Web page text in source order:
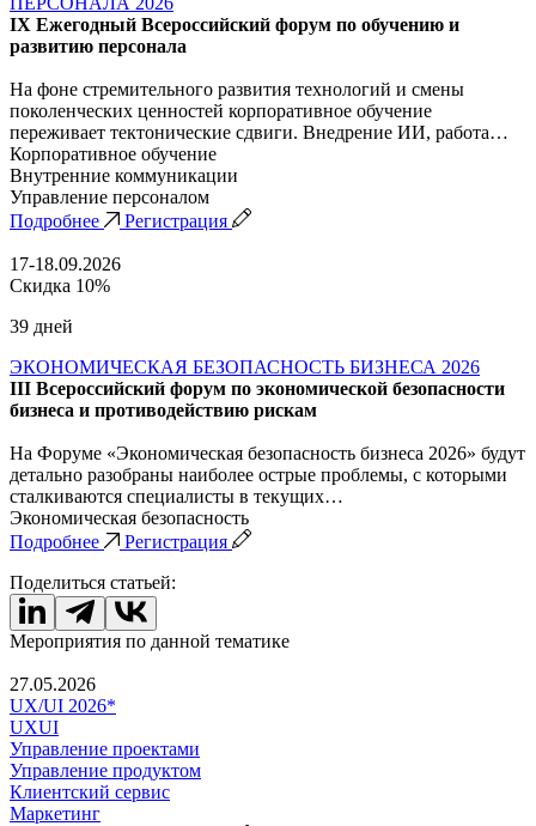
IX Ежегодный Всероссийский форум по обучению и
развитию персонала
На фоне стремительного развития технологий и смены
поколенческих ценностей корпоративное обучение
переживает тектонические сдвиги. Внедрение ИИ, работа…
Корпоративное обучение
Внутренние коммуникации
Управление персоналом
Подробнее
Регистрация
17-18.09.2026
Скидка 10%
39 дней
ЭКОНОМИЧЕСКАЯ БЕЗОПАСНОСТЬ БИЗНЕСА 2026
III Всероссийский форум по экономической безопасности
бизнеса и противодействию рискам
На Форуме «Экономическая безопасность бизнеса 2026» будут
детально разобраны наиболее острые проблемы, с которыми
сталкиваются специалисты в текущих…
Экономическая безопасность
Подробнее
Регистрация
Поделиться статьей:
Мероприятия по данной тематике
27.05.2026
UX/UI 2026*
UXUI
Управление проектами
Управление продуктом
Клиентский сервис
Маркетинг